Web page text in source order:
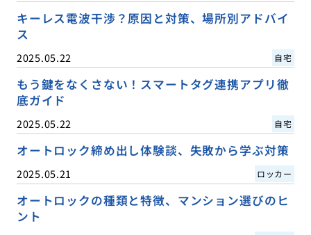
キーレス電波干渉？原因と対策、場所別アドバイ
ス
2025.05.22 自宅
もう鍵をなくさない！スマートタグ連携アプリ徹
底ガイド
2025.05.22 自宅
オートロック締め出し体験談、失敗から学ぶ対策
2025.05.21 ロッカー
オートロックの種類と特徴、マンション選びのヒ
ント